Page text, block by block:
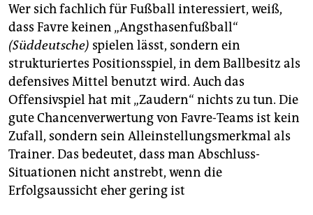
Wer sich fachlich für Fußball interessiert, weiß,
dass Favre keinen „Angsthasenfußball“
(Süddeutsche) spielen lässt, sondern ein
strukturiertes Positionsspiel, in dem Ballbesitz als
defensives Mittel benutzt wird. Auch das
Offensivspiel hat mit „Zaudern“ nichts zu tun. Die
gute Chancenverwertung von Favre-Teams ist kein
Zufall, sondern sein Alleinstellungsmerkmal als
Trainer. Das bedeutet, dass man Abschluss-
Situationen nicht anstrebt, wenn die
Erfolgsaussicht eher gering ist